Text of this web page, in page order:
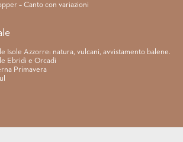
– Canto con variazioni
Isole Azzorre: natura, vulcani, avvistamento balene.
Ebridi e Orcadi
Primavera